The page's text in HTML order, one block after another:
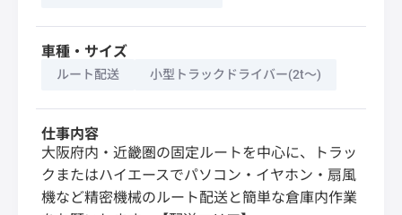
車種・サイズ
ルート配送 小型トラックドライバー(2t～)
仕事内容
大阪府内・近畿圏の固定ルートを中心に、トラッ
クまたはハイエースでパソコン・イヤホン・扇風
機など精密機械のルート配送と簡単な倉庫内作業